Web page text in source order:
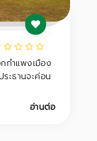
กำแพงเมือง
ะธานจะค่อน
อ่านต่อ